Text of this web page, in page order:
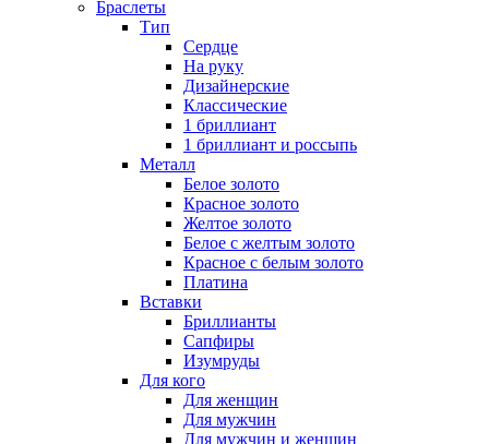
Браслеты
Тип
Сердце
На руку
Дизайнерские
Классические
1 бриллиант
1 бриллиант и россыпь
Металл
Белое золото
Красное золото
Желтое золото
Белое с желтым золото
Красное с белым золото
Платина
Вставки
Бриллианты
Сапфиры
Изумруды
Для кого
Для женщин
Для мужчин
Для мужчин и женщин